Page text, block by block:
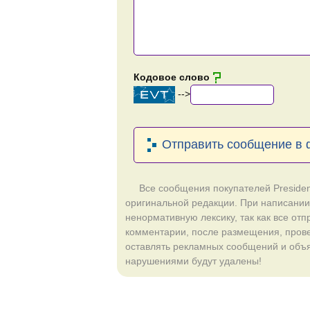
Кодовое слово
-->
Отправить сообщение в
Все сообщения покупателей
оригинальной редакции. При
ненормативную лексику, так как все
комментарии, после размещения,
оставлять рекламных сообщений и
нарушениями будут удалены!